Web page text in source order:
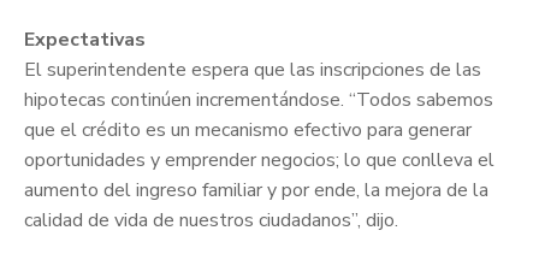
Expectativas
El superintendente espera que las inscripciones de las
hipotecas continúen incrementándose. “Todos sabemos
que el crédito es un mecanismo efectivo para generar
oportunidades y emprender negocios; lo que conlleva el
aumento del ingreso familiar y por ende, la mejora de la
calidad de vida de nuestros ciudadanos”, dijo.